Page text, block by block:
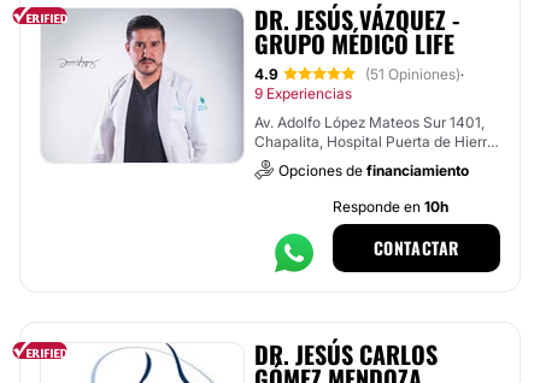
DR. JESÚS VÁZQUEZ -
GRUPO MÉDICO LIFE
4.9 (51 Opiniones)·
9 Experiencias
Av. Adolfo López Mateos Sur 1401,
Chapalita, Hospital Puerta de Hierro
, Tlajomulco de Zúñiga
Opciones de financiamiento
Responde en 10h
CONTACTAR
DR. JESÚS CARLOS